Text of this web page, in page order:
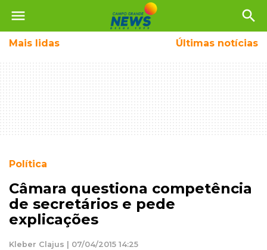
menu search
Mais lidas Últimas notícias
Política
Câmara questiona competência
de secretários e pede
explicações
Kleber Clajus | 07/04/2015 14:25